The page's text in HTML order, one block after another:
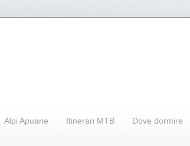
Alpi Apuane Itinerari MTB Dove dormire